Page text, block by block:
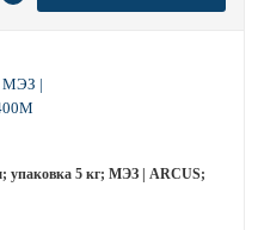
упаковка 5 кг; МЭЗ | ARCUS;